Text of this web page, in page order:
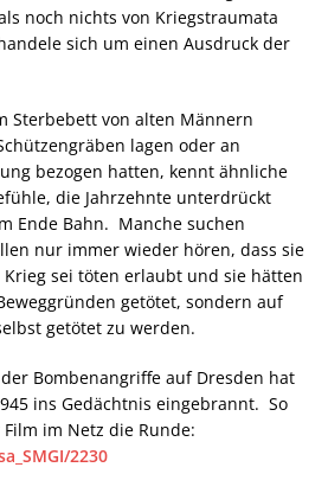
noch nichts von Kriegstraumata
sich um einen Ausdruck der
Sterbebett von alten Männern
lagen oder an
bezogen hatten, kennt ähnliche
die Jahrzehnte unterdrückt
Ende Bahn. Manche suchen
nur immer wieder hören, dass sie
sei töten erlaubt und sie hätten
getötet, sondern auf
getötet zu werden.
Bombenangriffe auf Dresden hat
ins Gedächtnis eingebrannt. So
im Netz die Runde:
2230